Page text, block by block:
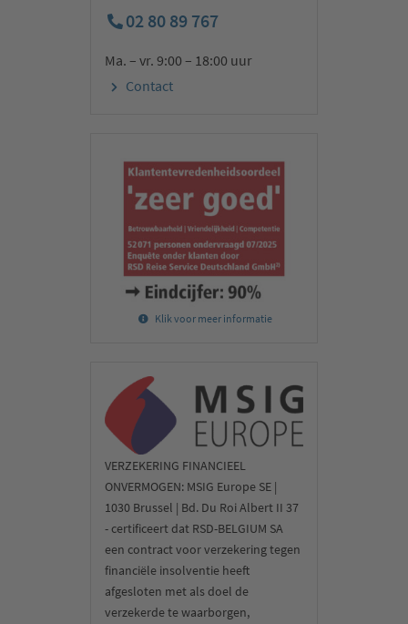
02 80 89 767
Ma. – vr. 9:00 – 18:00 uur
Contact
Klik voor meer informatie
VERZEKERING FINANCIEEL
ONVERMOGEN: MSIG Europe SE |
1030 Brussel | Bd. Du Roi Albert II 37
- certificeert dat RSD-BELGIUM SA
een contract voor verzekering tegen
financiële insolventie heeft
afgesloten met als doel de
verzekerde te waarborgen,